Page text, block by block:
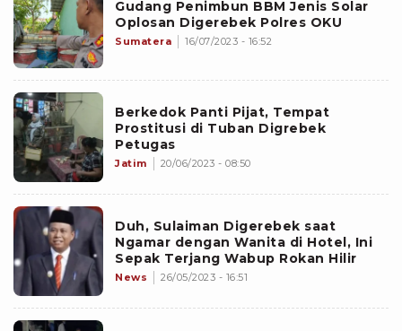
Gudang Penimbun BBM Jenis Solar
Oplosan Digerebek Polres OKU
Sumatera 16/07/2023 - 16:52
Berkedok Panti Pijat, Tempat
Prostitusi di Tuban Digrebek
Petugas
Jatim 20/06/2023 - 08:50
Duh, Sulaiman Digerebek saat
Ngamar dengan Wanita di Hotel, Ini
Sepak Terjang Wabup Rokan Hilir
News 26/05/2023 - 16:51